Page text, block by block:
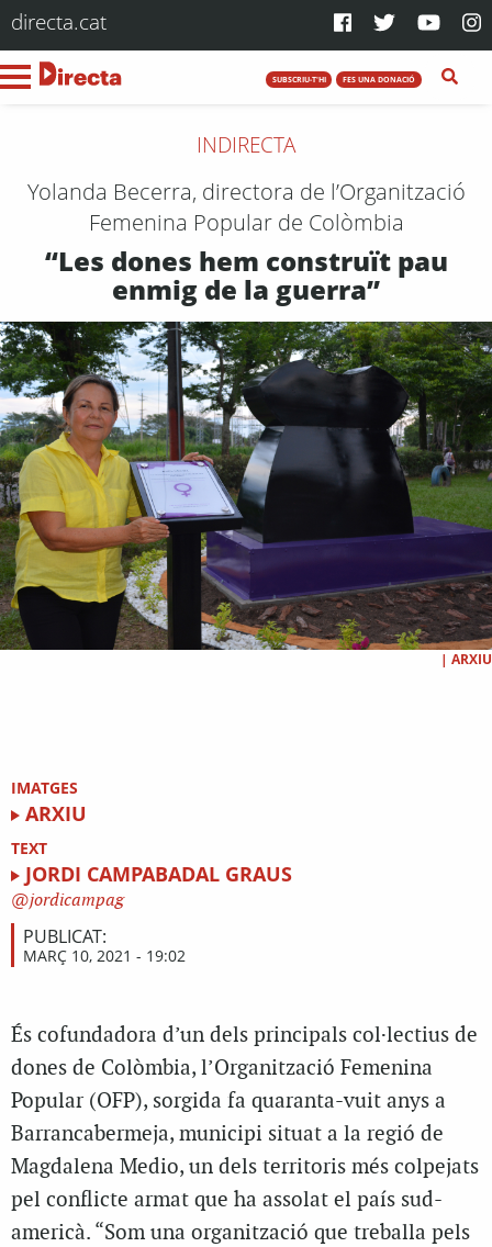
directa.cat
SUBSCRIU-T'HI FES UNA DONACIÓ
INDIRECTA
Yolanda Becerra, directora de l’Organització
Femenina Popular de Colòmbia
“Les dones hem construït pau
enmig de la guerra”
| ARXIU
IMATGES
ARXIU
TEXT
JORDI CAMPABADAL GRAUS
jordicampag
PUBLICAT:
MARÇ 10, 2021 - 19:02
És cofundadora d’un dels principals col·lectius de
dones de Colòmbia, l’Organització Femenina
Popular (OFP), sorgida fa quaranta-vuit anys a
Barrancabermeja, municipi situat a la regió de
Magdalena Medio, un dels territoris més colpejats
pel conflicte armat que ha assolat el país sud-
americà. “Som una organització que treballa pels